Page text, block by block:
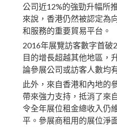
公司近12%的強勁升幅所
來說，香港仍然被認定為
和服務的重要貿易平台。
2016年展覽訪客數字首破
目的增長超越其他地區，
論參展公司或訪客人數均
此外，來自香港和內地的
帶來強力支持，抵消了來
令全年展位租金總收入仍
平。參展商租用的展位淨